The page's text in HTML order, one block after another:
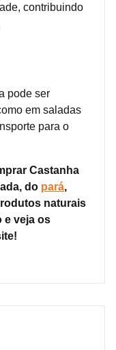
contribuindo
pode ser
em saladas
para o
Castanha
do pará,
naturais
e veja os